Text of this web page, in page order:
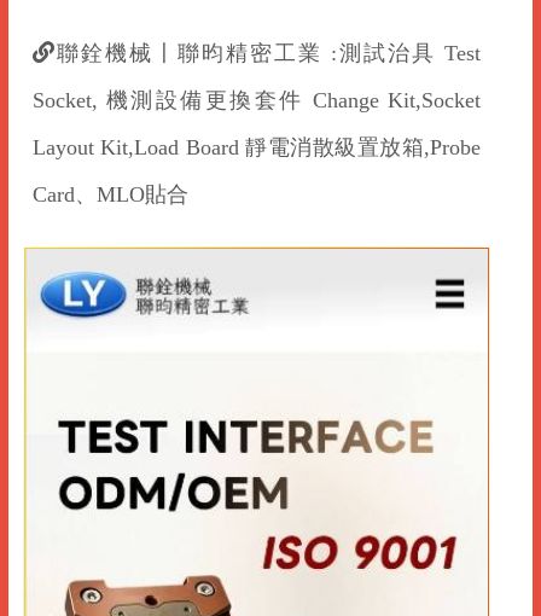
聯銓機械〡聯昀精密工業 :測試治具 Test
Socket, 機測設備更換套件 Change Kit,Socket
Layout Kit,Load Board 靜電消散級置放箱 ,Probe
Card、MLO貼合